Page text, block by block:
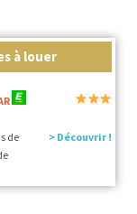
à louer
de
> Découvrir !